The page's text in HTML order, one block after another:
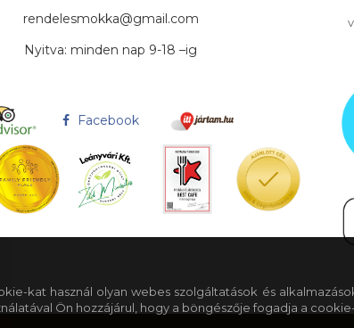
rendelesmokka@gmail.com
Nyitva: minden nap 9-18 –ig
Facebook
kat használ olyan webes szolgáltatások és
Ön hozzájárul, hogy a böngészője fogadja a